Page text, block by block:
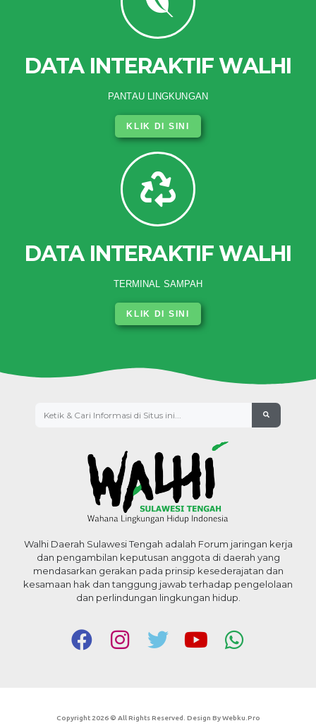
DATA INTERAKTIF WALHI
PANTAU LINGKUNGAN
KLIK DI SINI
DATA INTERAKTIF WALHI
TERMINAL SAMPAH
KLIK DI SINI
Walhi Daerah Sulawesi Tengah adalah Forum jaringan kerja
dan pengambilan keputusan anggota di daerah yang
mendasarkan gerakan pada prinsip kesederajatan dan
kesamaan hak dan tanggung jawab terhadap pengelolaan
dan perlindungan lingkungan hidup.
Copyright 2026 © All Rights Reserved. Design By Webku.pro